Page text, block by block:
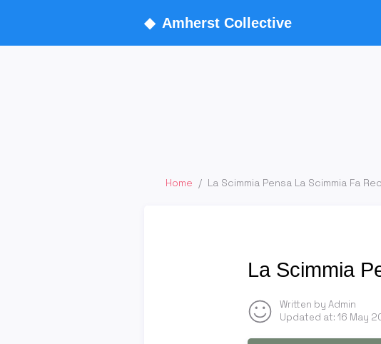
◆ Amherst Collective
Home / La Scimmia Pensa La Scimmia Fa
La Scimmia
Written by Admin
Updated at: 16 May